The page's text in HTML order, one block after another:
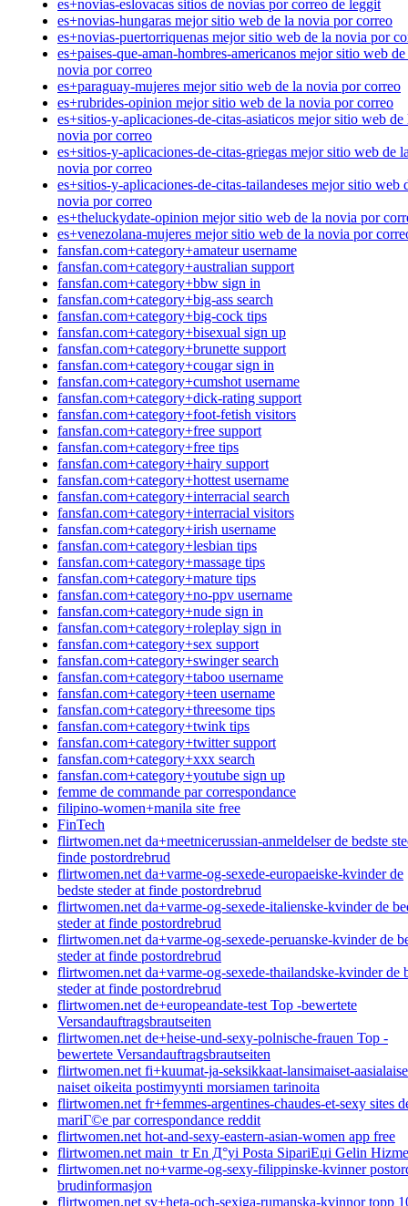
es+novias-eslovacas sitios de novias por correo de leggit
es+novias-hungaras mejor sitio web de la novia por correo
es+novias-puertorriquenas mejor sitio web de la novia por
es+paises-que-aman-hombres-americanos mejor sitio web
novia por correo
es+paraguay-mujeres mejor sitio web de la novia por correo
es+rubrides-opinion mejor sitio web de la novia por correo
es+sitios-y-aplicaciones-de-citas-asiaticos mejor sitio web de
novia por correo
es+sitios-y-aplicaciones-de-citas-griegas mejor sitio web de
novia por correo
es+sitios-y-aplicaciones-de-citas-tailandeses mejor sitio web
novia por correo
es+theluckydate-opinion mejor sitio web de la novia por
es+venezolana-mujeres mejor sitio web de la novia por
fansfan.com+category+amateur username
fansfan.com+category+australian support
fansfan.com+category+bbw sign in
fansfan.com+category+big-ass search
fansfan.com+category+big-cock tips
fansfan.com+category+bisexual sign up
fansfan.com+category+brunette support
fansfan.com+category+cougar sign in
fansfan.com+category+cumshot username
fansfan.com+category+dick-rating support
fansfan.com+category+foot-fetish visitors
fansfan.com+category+free support
fansfan.com+category+free tips
fansfan.com+category+hairy support
fansfan.com+category+hottest username
fansfan.com+category+interracial search
fansfan.com+category+interracial visitors
fansfan.com+category+irish username
fansfan.com+category+lesbian tips
fansfan.com+category+massage tips
fansfan.com+category+mature tips
fansfan.com+category+no-ppv username
fansfan.com+category+nude sign in
fansfan.com+category+roleplay sign in
fansfan.com+category+sex support
fansfan.com+category+swinger search
fansfan.com+category+taboo username
fansfan.com+category+teen username
fansfan.com+category+threesome tips
fansfan.com+category+twink tips
fansfan.com+category+twitter support
fansfan.com+category+xxx search
fansfan.com+category+youtube sign up
femme de commande par correspondance
filipino-women+manila site free
FinTech
flirtwomen.net da+meetnicerussian-anmeldelser de bedste
finde postordrebrud
flirtwomen.net da+varme-og-sexede-europaeiske-kvinder de
bedste steder at finde postordrebrud
flirtwomen.net da+varme-og-sexede-italienske-kvinder de
steder at finde postordrebrud
flirtwomen.net da+varme-og-sexede-peruanske-kvinder de
steder at finde postordrebrud
flirtwomen.net da+varme-og-sexede-thailandske-kvinder de
steder at finde postordrebrud
flirtwomen.net de+europeandate-test Top -bewertete
Versandauftragsbrautseiten
flirtwomen.net de+heise-und-sexy-polnische-frauen Top -
bewertete Versandauftragsbrautseiten
flirtwomen.net fi+kuumat-ja-seksikkaat-lansimaiset-
naiset oikeita postimyynti morsiamen tarinoita
flirtwomen.net fr+femmes-argentines-chaudes-et-sexy sites
mariГ©e par correspondance reddit
flirtwomen.net hot-and-sexy-eastern-asian-women app free
flirtwomen.net main_tr En Д°yi Posta SipariЕџi Gelin
flirtwomen.net no+varme-og-sexy-filippinske-kvinner
brudinformasjon
flirtwomen.net sv+heta-och-sexiga-rumanska-kvinnor topp